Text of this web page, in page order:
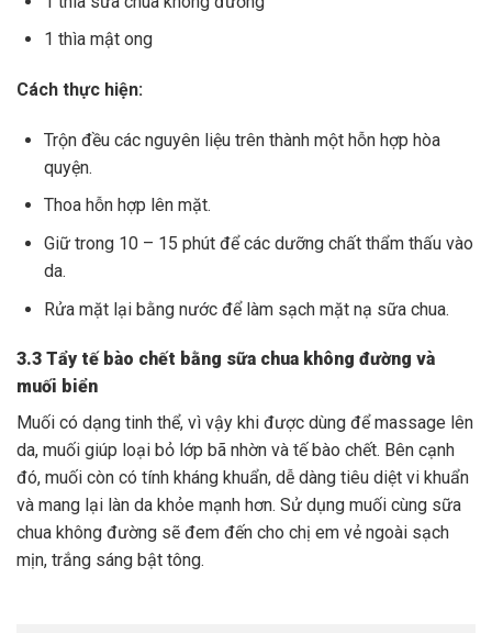
1 thìa mật ong
Cách thực hiện:
Trộn đều các nguyên liệu trên thành một hỗn hợp hòa
quyện.
Thoa hỗn hợp lên mặt.
Giữ trong 10 – 15 phút để các dưỡng chất thẩm thấu vào
da.
Rửa mặt lại bằng nước để làm sạch mặt nạ sữa chua.
3.3 Tẩy tế bào chết bằng sữa chua không đường và
muối biển
Muối có dạng tinh thể, vì vậy khi được dùng để massage lên
da, muối giúp loại bỏ lớp bã nhờn và tế bào chết. Bên cạnh
đó, muối còn có tính kháng khuẩn, dễ dàng tiêu diệt vi khuẩn
và mang lại làn da khỏe mạnh hơn. Sử dụng muối cùng sữa
chua không đường sẽ đem đến cho chị em vẻ ngoài sạch
mịn, trắng sáng bật tông.